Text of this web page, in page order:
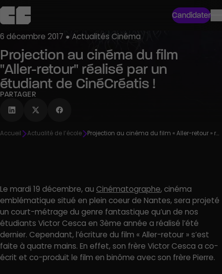
Candidater
6 décembre 2017 ● Actualités Cinéma
Projection au cinéma du film
"Aller-retour" réalisé par un
étudiant de CinéCréatis !
PARTAGER
Accueil Actualité de l’école Projection au cinéma du film « Aller-retour » réalisé par un étudiant de CinéCréatis !
Le mardi 19 décembre, au Cinématographe, cinéma
emblématique situé en plein coeur de Nantes, sera projeté
un court-métrage du genre fantastique qu’un de nos
étudiants Victor Cesca en 3ème année a réalisé l’été
dernier. Cependant, l’écriture du film « Aller-retour » s’est
faite à quatre mains. En effet, son frère Victor Cesca a co-
écrit et co-produit le film en binôme avec son frère Pierre.